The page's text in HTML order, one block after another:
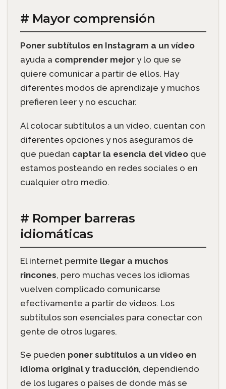
# Mayor comprensión
Poner subtítulos en Instagram a un vídeo
ayuda a comprender mejor y lo que se
quiere comunicar a partir de ellos. Hay
diferentes modos de aprendizaje y muchos
prefieren leer y no escuchar.
Al colocar subtítulos a un vídeo, cuentan con
diferentes opciones y nos aseguramos de
que puedan captar la esencia del video que
estamos posteando en redes sociales o en
cualquier otro medio.
# Romper barreras
idiomáticas
El internet permite llegar a muchos
rincones, pero muchas veces los idiomas
vuelven complicado comunicarse
efectivamente a partir de videos. Los
subtítulos son esenciales para conectar con
gente de otros lugares.
Se pueden poner subtítulos a un vídeo en
idioma original y traducción, dependiendo
de los lugares o países de donde más se